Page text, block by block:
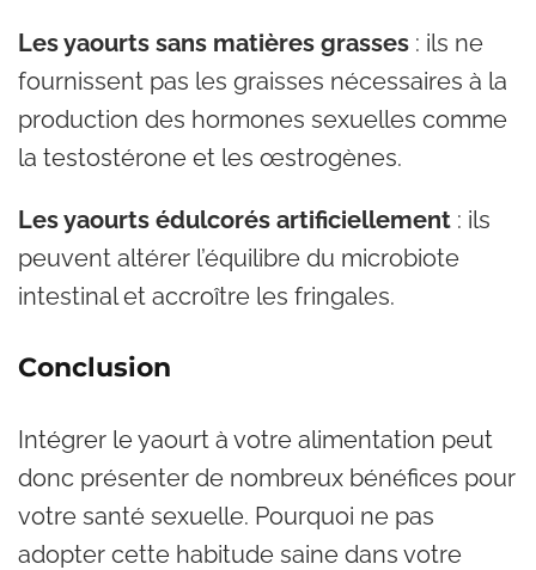
Les yaourts sans matières grasses : ils ne
fournissent pas les graisses nécessaires à la
production des hormones sexuelles comme
la testostérone et les œstrogènes.
Les yaourts édulcorés artificiellement : ils
peuvent altérer l’équilibre du microbiote
intestinal et accroître les fringales.
Conclusion
Intégrer le yaourt à votre alimentation peut
donc présenter de nombreux bénéfices pour
votre santé sexuelle. Pourquoi ne pas
adopter cette habitude saine dans votre